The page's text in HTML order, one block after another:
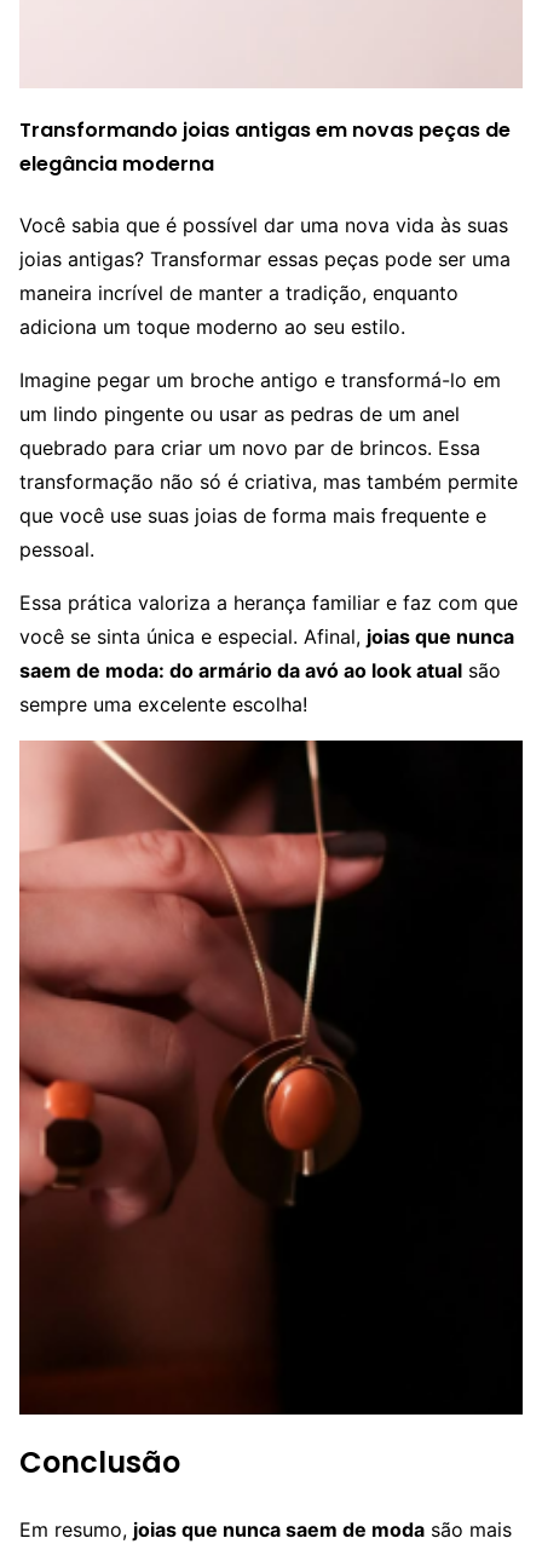
Transformando joias antigas em novas peças de
elegância moderna
Você sabia que é possível dar uma nova vida às suas
joias antigas? Transformar essas peças pode ser uma
maneira incrível de manter a tradição, enquanto
adiciona um toque moderno ao seu estilo.
Imagine pegar um broche antigo e transformá-lo em
um lindo pingente ou usar as pedras de um anel
quebrado para criar um novo par de brincos. Essa
transformação não só é criativa, mas também permite
que você use suas joias de forma mais frequente e
pessoal.
Essa prática valoriza a herança familiar e faz com que
você se sinta única e especial. Afinal, joias que nunca
saem de moda: do armário da avó ao look atual são
sempre uma excelente escolha!
Conclusão
Em resumo, joias que nunca saem de moda são mais